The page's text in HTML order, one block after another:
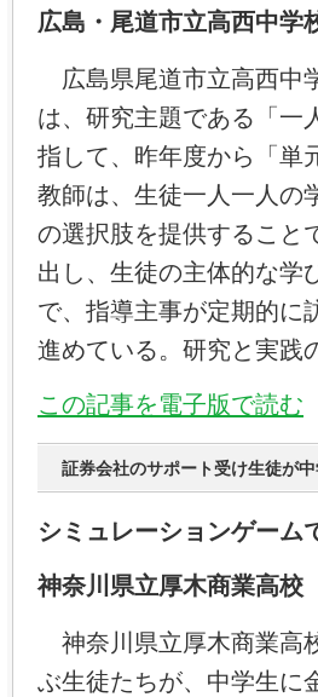
広島・尾道市立高西中学
広島県尾道市立高西中
は、研究主題である「一
指して、昨年度から「単
教師は、生徒一人一人の
の選択肢を提供すること
出し、生徒の主体的な学
で、指導主事が定期的に
進めている。研究と実践
この記事を電子版で読む
証券会社のサポート受け生徒が
シミュレーションゲーム
神奈川県立厚木商業高校
神奈川県立厚木商業高
ぶ生徒たちが、中学生に